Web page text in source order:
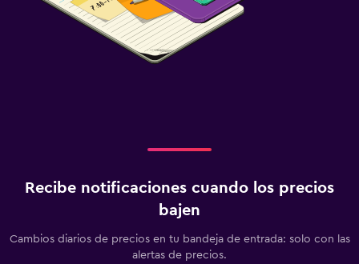
Recibe notificaciones cuando los precios
bajen
Cambios diarios de precios en tu bandeja de entrada: solo con las
alertas de precios.